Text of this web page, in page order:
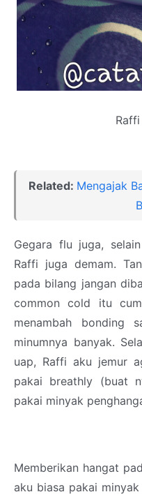
Related: Mengajak
Gegara flu juga,
Raffi juga demam.
pada bilang jangan
common cold itu
menambah bonding
minumnya banyak.
uap, Raffi aku jemur
pakai breathly (buat
pakai minyak
Memberikan hangat
aku biasa pakai